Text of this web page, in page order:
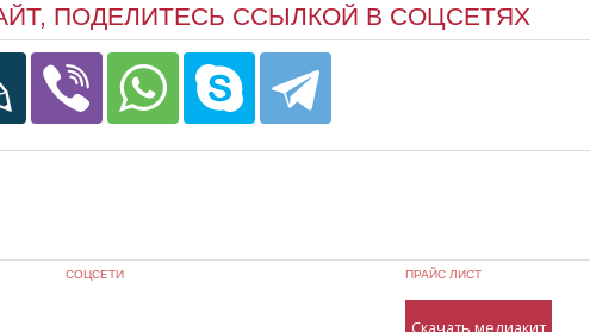
ПОДЕЛИТЕСЬ ССЫЛКОЙ В СОЦСЕТЯХ
СОЦСЕТИ ПРАЙС ЛИСТ
Скачать медиакит